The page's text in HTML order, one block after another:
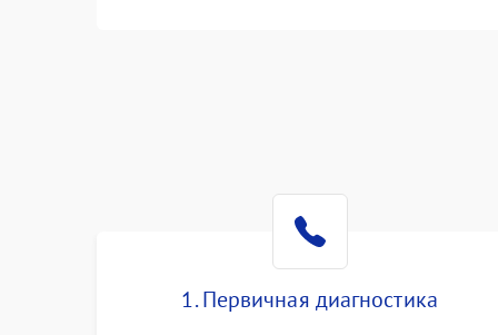
1. Первичная диагностика